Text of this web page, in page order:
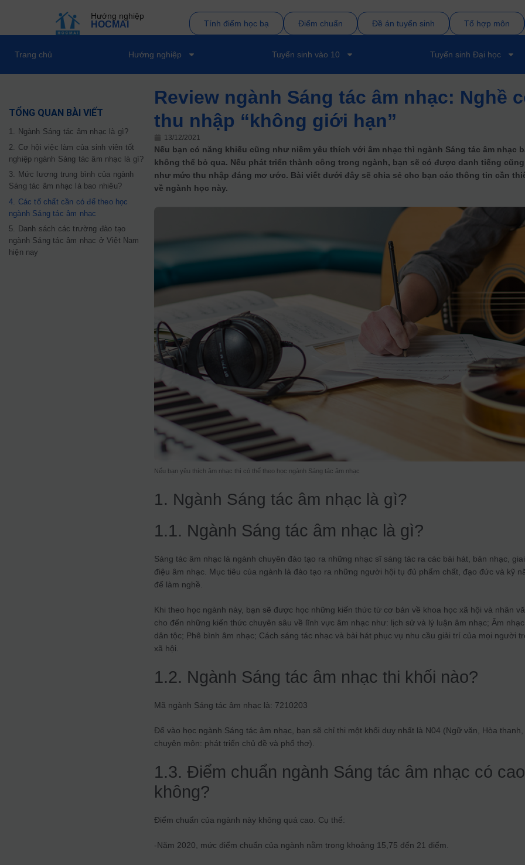
Hướng nghiệp
HOCMAI Tính điểm học bạ Điểm chuẩn Đề án tuyển sinh Tổ hợp môn
Trang chủ Hướng nghiệp Tuyển sinh vào 10 Tuyển sinh Đại học
TỔNG QUAN BÀI VIẾT
1. Ngành Sáng tác âm nhạc là gì?
2. Cơ hội việc làm của sinh viên tốt
nghiệp ngành Sáng tác âm nhạc là gì?
3. Mức lương trung bình của ngành
Sáng tác âm nhạc là bao nhiêu?
4. Các tố chất cần có để theo học
ngành Sáng tác âm nhạc
5. Danh sách các trường đào tạo
ngành Sáng tác âm nhạc ở Việt Nam
hiện nay
Review ngành Sáng tác âm nhạc: Nghề
thu nhập “không giới hạn”
13/12/2021
Nếu bạn có năng khiếu cũng như niềm yêu thích với âm nhạc thì ngành Sáng tác âm nhạc
không thể bỏ qua. Nếu phát triển thành công trong ngành, bạn sẽ có được danh tiếng cũng
như mức thu nhập đáng mơ ước. Bài viết dưới đây sẽ chia sẻ cho bạn các thông tin cần
về ngành học này.
Nếu bạn yêu thích âm nhạc thì có thể theo học ngành Sáng tác âm nhạc
1. Ngành Sáng tác âm nhạc là gì?
1.1. Ngành Sáng tác âm nhạc là gì?
Sáng tác âm nhạc là ngành chuyên đào tạo ra những nhạc sĩ sáng tác ra các bài hát, bản nhạc, giai
điệu âm nhạc. Mục tiêu của ngành là đào tạo ra những người hội tụ đủ phẩm chất, đạo đức và kỹ
để làm nghề.
Khi theo học ngành này, bạn sẽ được học những kiến thức từ cơ bản về khoa học xã hội và nhân
cho đến những kiến thức chuyên sâu về lĩnh vực âm nhạc như: lịch sử và lý luận âm nhạc; Âm nhạc
dân tộc; Phê bình âm nhạc; Cách sáng tác nhạc và bài hát phục vụ nhu cầu giải trí của mọi người
xã hội.
1.2. Ngành Sáng tác âm nhạc thi khối nào?
Mã ngành Sáng tác âm nhạc là: 7210203
Để vào học ngành Sáng tác âm nhạc, bạn sẽ chỉ thi một khối duy nhất là N04 (Ngữ văn, Hòa thanh,
chuyên môn: phát triển chủ đề và phổ thơ).
1.3. Điểm chuẩn ngành Sáng tác âm nhạc có cao
không?
Điểm chuẩn của ngành này không quá cao. Cụ thể:
-Năm 2020, mức điểm chuẩn của ngành nằm trong khoảng 15,75 đến 21 điểm.